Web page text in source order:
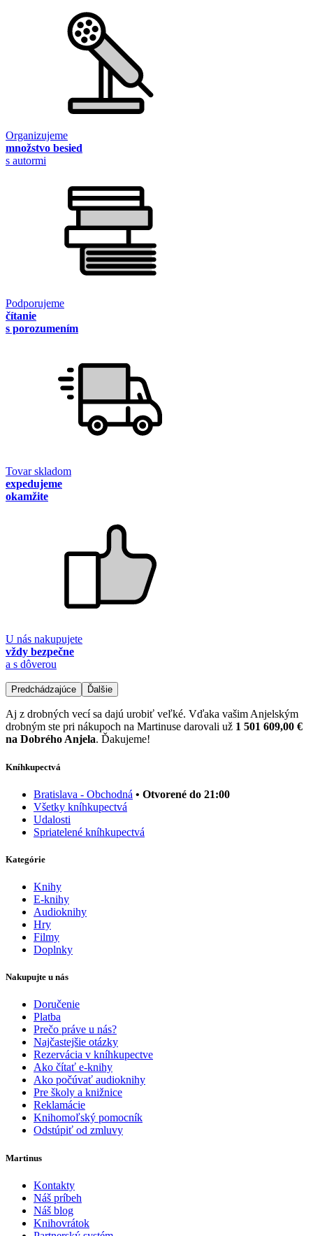
Organizujeme
množstvo besied
s autormi
Podporujeme
čítanie
s porozumením
Tovar skladom
expedujeme
okamžite
U nás nakupujete
vždy bezpečne
a s dôverou
Predchádzajúce Ďalšie
Aj z drobných vecí sa dajú urobiť veľké. Vďaka vašim Anjelským
drobným ste pri nákupoch na Martinuse darovali už 1 501 609,00 €
na Dobrého Anjela. Ďakujeme!
Kníhkupectvá
Bratislava - Obchodná • Otvorené do 21:00
Všetky kníhkupectvá
Udalosti
Spriatelené kníhkupectvá
Kategórie
Knihy
E-knihy
Audioknihy
Hry
Filmy
Doplnky
Nakupujte u nás
Doručenie
Platba
Prečo práve u nás?
Najčastejšie otázky
Rezervácia v kníhkupectve
Ako čítať e-knihy
Ako počúvať audioknihy
Pre školy a knižnice
Reklamácie
Knihomoľský pomocník
Odstúpiť od zmluvy
Martinus
Kontakty
Náš príbeh
Náš blog
Knihovrátok